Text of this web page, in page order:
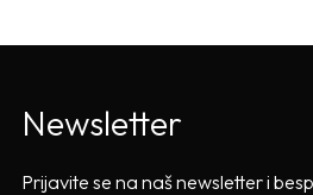
Newsletter
Prijavite se na naš newsletter i